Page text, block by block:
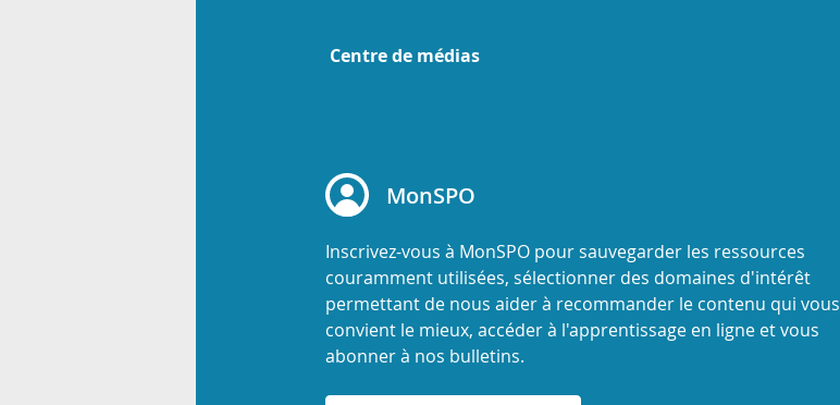
Centre de médias
MonSPO
Inscrivez-vous à MonSPO pour sauvegarder les ressources
couramment utilisées, sélectionner des domaines d'intérêt
permettant de nous aider à recommander le contenu qui vous
convient le mieux, accéder à l'apprentissage en ligne et vous
abonner à nos bulletins.